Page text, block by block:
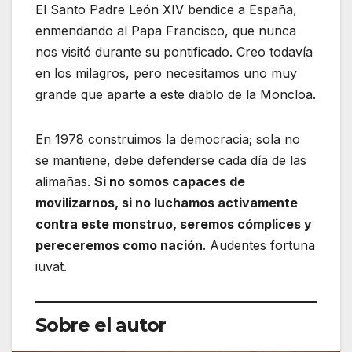
El Santo Padre León XIV bendice a España,
enmendando al Papa Francisco, que nunca
nos visitó durante su pontificado. Creo todavía
en los milagros, pero necesitamos uno muy
grande que aparte a este diablo de la Moncloa.
En 1978 construimos la democracia; sola no
se mantiene, debe defenderse cada día de las
alimañas. Si no somos capaces de
movilizarnos, si no luchamos activamente
contra este monstruo, seremos cómplices y
pereceremos como nación. Audentes fortuna
iuvat.
Sobre el autor